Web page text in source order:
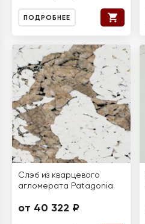
ПОДРОБНЕЕ
Слэб из кварцевого
агломерата Patagonia
от 40 322 ₽